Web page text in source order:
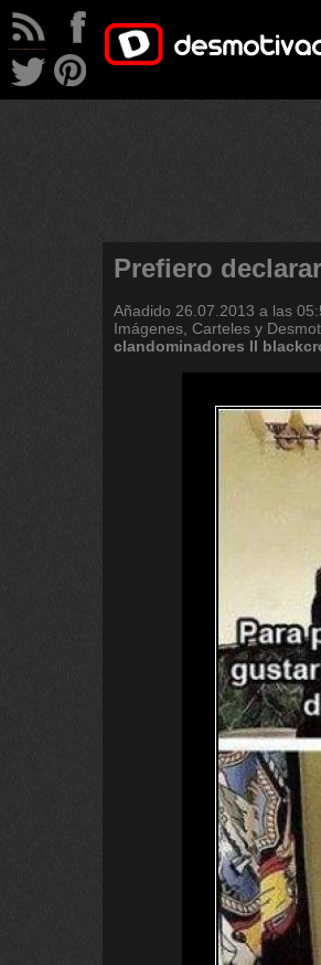
Prefiero
Añadido 26.07.2013 a las
Imágenes, Carteles y
clandominadores ll